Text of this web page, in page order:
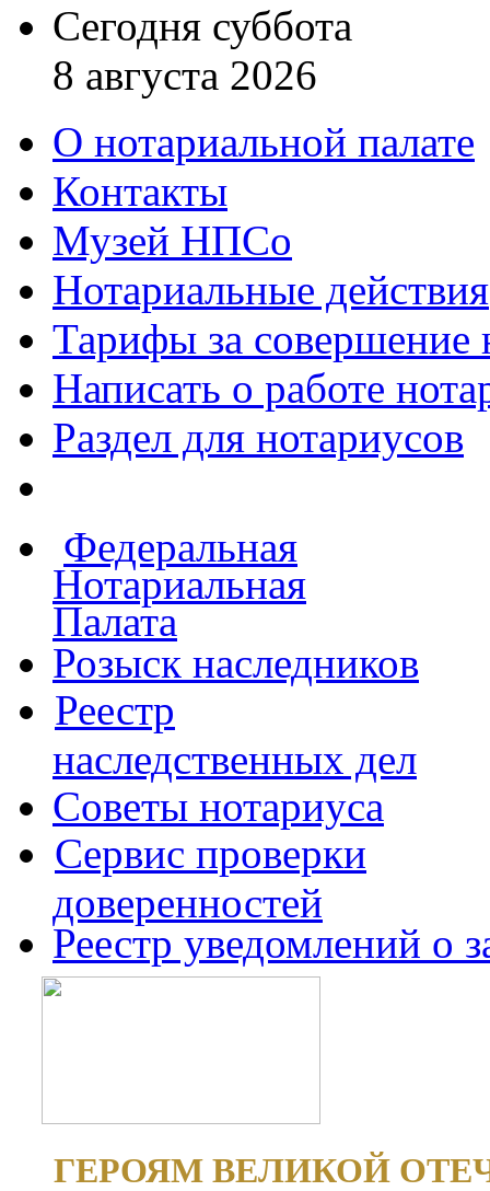
Сегодня суббота
8 августа 2026
О нотариальной палате
Контакты
Музей НПСо
Нотариальные действия
Тарифы за совершение
Написать о работе
Раздел для нотариусов
Федеральная
Нотариальная
Палата
Розыск наследников
Реестр
наследственных дел
Советы нотариуса
Сервис проверки
доверенностей
Реестр уведомлений о
ГЕРОЯМ ВЕЛИКОЙ